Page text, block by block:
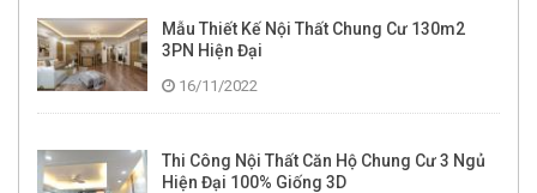
Mẫu Thiết Kế Nội Thất Chung Cư 130m2
3PN Hiện Đại
16/11/2022
Thi Công Nội Thất Căn Hộ Chung Cư 3 Ngủ
Hiện Đại 100% Giống 3D